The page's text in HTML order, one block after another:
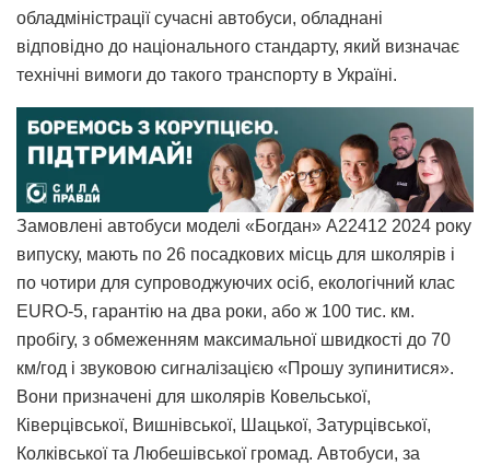
обладміністрації сучасні автобуси, обладнані
відповідно до національного стандарту, який визначає
технічні вимоги до такого транспорту в Україні.
Замовлені автобуси моделі «Богдан» А22412 2024 року
випуску, мають по 26 посадкових місць для школярів і
по чотири для супроводжуючих осіб, екологічний клас
EURO-5, гарантію на два роки, або ж 100 тис. км.
пробігу, з обмеженням максимальної швидкості до 70
км/год і звуковою сигналізацією «Прошу зупинитися».
Вони призначені для школярів Ковельської,
Ківерцівської, Вишнівської, Шацької, Затурцівської,
Колківської та Любешівської громад. Автобуси, за